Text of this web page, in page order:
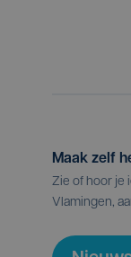
Maak zelf
Zie of hoor je
Vlamingen,